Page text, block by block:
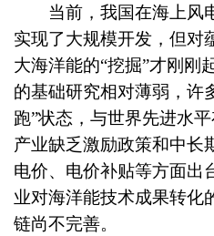
当前，我国在海上风
实现了大规模开发，但对
大海洋能的“挖掘”才刚刚
的基础研究相对薄弱，许
跑”状态，与世界先进水
产业缺乏激励政策和中长
电价、电价补贴等方面出
业对海洋能技术成果转化
链尚不完善。